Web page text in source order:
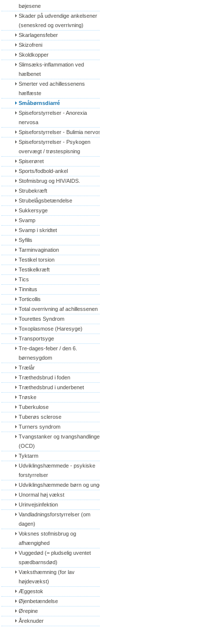
bøjesene
Skader på udvendige ankelsener
(seneskred og overrivning)
Skarlagensfeber
Skizofreni
Skoldkopper
Slimsæks-inflammation ved
hælbenet
Smerter ved achillessenens
hælfæste
Småbørnsdiarré
Spiseforstyrrelser - Anorexia
nervosa
Spiseforstyrrelser - Bulimia nervosa
Spiseforstyrrelser - Psykogen
overvægt / trøstespisning
Spiserøret
Sports/fodbold-ankel
Stofmisbrug og HIV/AIDS.
Strubekræft
Strubelågsbetændelse
Sukkersyge
Svamp
Svamp i skridtet
Syfilis
Tarminvagination
Testikel torsion
Testikelkræft
Tics
Tinnitus
Torticollis
Total overrivning af achillessenen
Tourettes Syndrom
Toxoplasmose (Haresyge)
Transportsyge
Tre-dages-feber / den 6.
børnesygdom
Trælår
Træthedsbrud i foden
Træthedsbrud i underbenet
Trøske
Tuberkulose
Tuberøs sclerose
Turners syndrom
Tvangstanker og tvangshandlinger
(OCD)
Tyktarm
Udviklingshæmmede - psykiske
forstyrrelser
Udviklingshæmmede børn og unge
Unormal høj vækst
Urinvejsinfektion
Vandladningsforstyrrelser (om
dagen)
Voksnes stofmisbrug og
afhængighed
Vuggedød (= pludselig uventet
spædbarnsdød)
Væksthæmning (for lav
højdevækst)
Æggestok
Øjenbetændelse
Ørepine
Åreknuder